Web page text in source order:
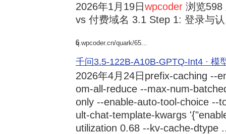
2026年1月19日wpcoder 浏览598
vs 付费域名 3.1 Step 1: 登录与
6
q.wpcoder.cn/quark/65...
千问3.5-122B-A10B-GPTQ-Int4 · 模
2026年4月24日 prefix-caching --
om-all-reduce --max-num-
only --enable-auto-tool-choice --
ult-chat-template-kwargs
utilization 0.68 --kv-cache-dtype